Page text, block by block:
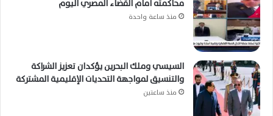
محاكمته أمام القضاء المصري اليوم
منذ ساعة واحدة
السيسي وملك البحرين يؤكدان تعزيز الشراكة
والتنسيق لمواجهة التحديات الإقليمية المشتركة
منذ ساعتين